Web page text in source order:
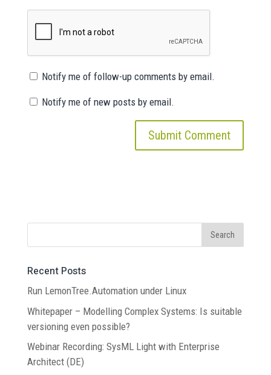
Notify me of follow-up comments by email.
Notify me of new posts by email.
Recent Posts
Run LemonTree.Automation under Linux
Whitepaper – Modelling Complex Systems: Is suitable
versioning even possible?
Webinar Recording: SysML Light with Enterprise
Architect (DE)